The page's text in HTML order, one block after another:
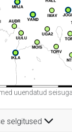
uuendatud
selgitused